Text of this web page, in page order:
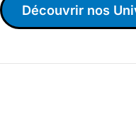
Découvrir nos